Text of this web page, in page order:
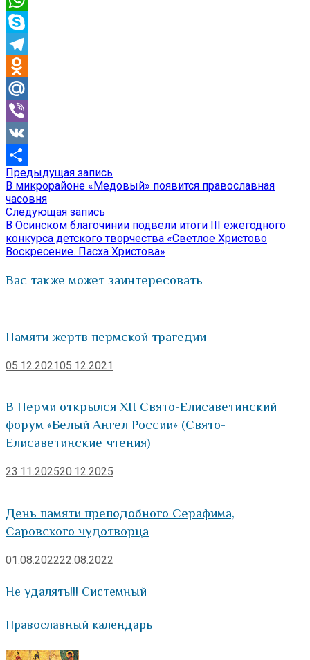
WhatsApp
Skype
Telegram
Odnoklassniki
Mail.Ru
Viber
VK
Отправить
Навигация
по
записям
Предыдущая запись
запись:
В микрорайоне «Медовый» появится православная
часовня
Следующая запись
запись:
В Осинском благочинии подвели итоги III ежегодного
конкурса детского творчества «Светлое Христово
Воскресение. Пасха Христова»
Вас также может заинтересовать
Памяти жертв пермской трагедии
05.12.202105.12.2021
В Перми открылся XII Свято-Елисаветинский
форум «Белый Ангел России» (Свято-
Елисаветинские чтения)
23.11.202520.12.2025
День памяти преподобного Серафима,
Саровского чудотворца
01.08.202222.08.2022
Не удалять!!! Системный
Православный календарь